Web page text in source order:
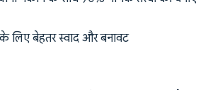
लिए बेहतर स्वाद और बनावट